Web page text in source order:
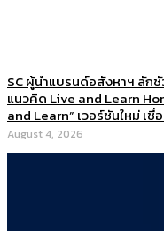
SC ผู้นำแบรนด์อสังหาฯ ลัก
แนวคิด Live and Learn
and Learn” เวอร์ชันใหม่
August 4, 2026